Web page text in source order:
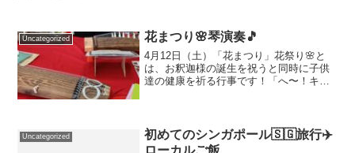
Uncategorized 花まつり🌸琴演奏🎵
4月12日（土）「花まつり」花祭り🌸と
は、お釈迦様の誕生を祝うと同時に子供
達の健康を祈る行事です！「へ〜！キッ
をすることが決まって、1ヶ...
Uncategorized
初めてのシンガポール🇸🇬旅行✈️
ローカルご飯